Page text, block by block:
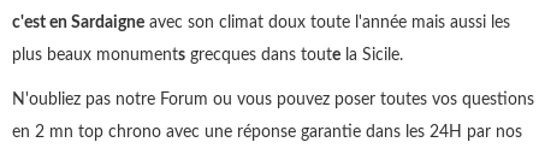
c'est en Sardaigne avec son climat doux toute l'année mais aussi les
plus beaux monuments grecques dans toute la Sicile.
N'oubliez pas notre Forum ou vous pouvez poser toutes vos questions
en 2 mn top chrono avec une réponse garantie dans les 24H par nos